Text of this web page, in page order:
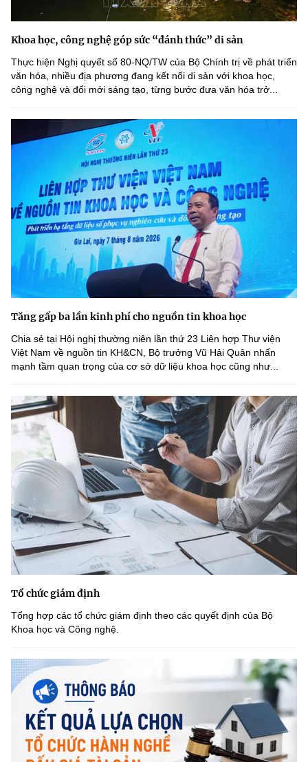
Khoa học, công nghệ góp sức “đánh thức” di sản
Thực hiện Nghị quyết số 80-NQ/TW của Bộ Chính trị về phát triển
văn hóa, nhiều địa phương đang kết nối di sản với khoa học,
công nghệ và đổi mới sáng tạo, từng bước đưa văn hóa trở...
Tăng gấp ba lần kinh phí cho nguồn tin khoa học
Chia sẻ tại Hội nghị thường niên lần thứ 23 Liên hợp Thư viện
Việt Nam về nguồn tin KH&CN, Bộ trưởng Vũ Hải Quân nhấn
mạnh tầm quan trọng của cơ sở dữ liệu khoa học cũng như...
Tổ chức giám định
Tổng hợp các tổ chức giám định theo các quyết định của Bộ
Khoa học và Công nghệ.